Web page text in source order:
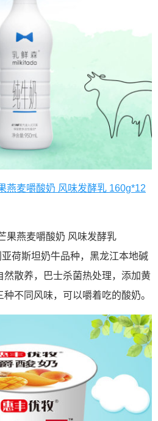
燕麦嚼酸奶 风味发酵乳 160g*12
果燕麦嚼酸奶 风味发酵乳
荷斯坦奶牛品种，黑龙江本地碱
然散养，巴士杀菌热处理，添加黄
不同风味，可以嚼着吃的酸奶。